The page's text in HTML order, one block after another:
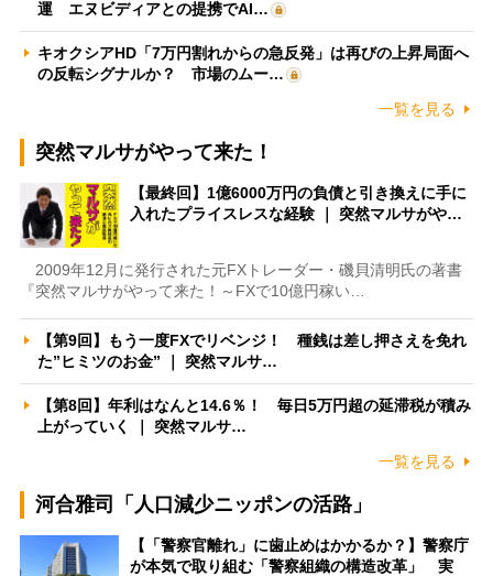
運 エヌビディアとの提携でAI…
キオクシアHD「7万円割れからの急反発」は再びの上昇局面へ
の反転シグナルか？ 市場のムー…
一覧を見る
突然マルサがやって来た！
【最終回】1億6000万円の負債と引き換えに手に
入れたプライスレスな経験 ｜ 突然マルサがや…
2009年12月に発行された元FXトレーダー・磯貝清明氏の著書
『突然マルサがやって来た！～FXで10億円稼い…
【第9回】もう一度FXでリベンジ！ 種銭は差し押さえを免れ
た”ヒミツのお金” ｜ 突然マルサ…
【第8回】年利はなんと14.6％！ 毎日5万円超の延滞税が積み
上がっていく ｜ 突然マルサ…
一覧を見る
河合雅司「人口減少ニッポンの活路」
【「警察官離れ」に歯止めはかかるか？】警察庁
が本気で取り組む「警察組織の構造改革」 実